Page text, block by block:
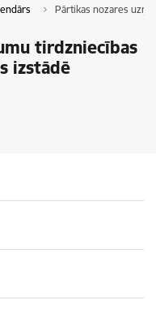
Pārtikas nozares
tirdzniecības
izstādē